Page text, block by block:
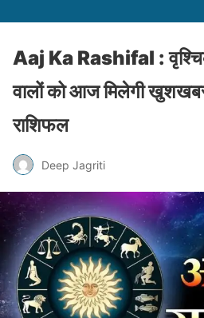
Aaj Ka Rashifal :
वालों को आज मिलेगी
राशिफल
Deep Jagriti